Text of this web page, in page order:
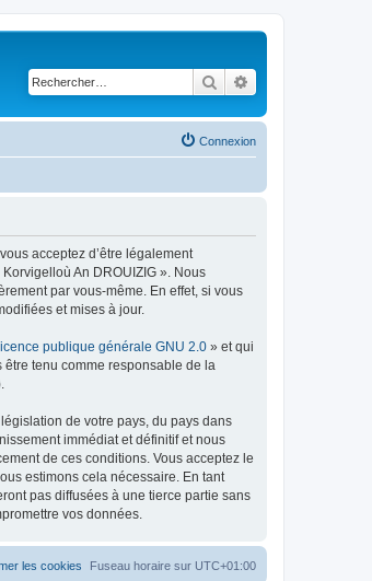
Rechercher
Connexion
acceptez d’être légalement
An DROUIZIG ». Nous
par vous-même. En effet, si vous
et mises à jour.
publique générale GNU 2.0 » et qui
tenu comme responsable de la
de votre pays, du pays dans
immédiat et définitif et nous
de ces conditions. Vous acceptez le
estimons cela nécessaire. En tant
pas diffusées à une tierce partie sans
vos données.
Fuseau horaire sur UTC+01:00
les cookies